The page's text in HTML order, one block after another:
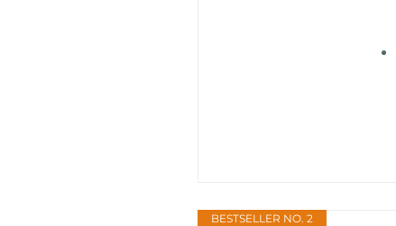
BESTSELLER NO. 2